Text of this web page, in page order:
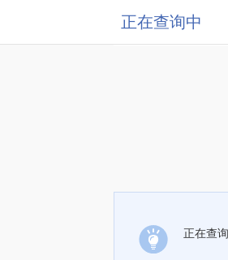
正在查询中
正在查